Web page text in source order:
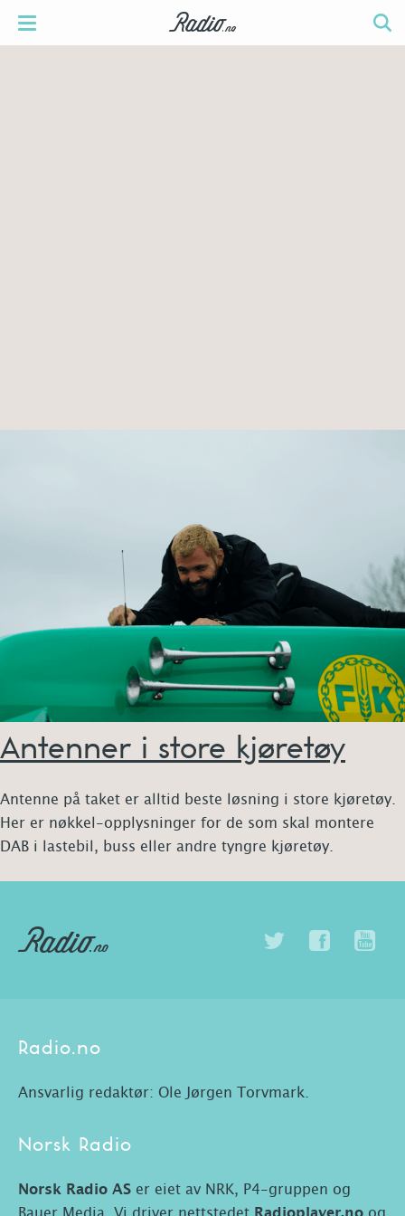
Antenner i store kjøretøy
Antenne på taket er alltid beste løsning i store kjøretøy.
Her er nøkkel-opplysninger for de som skal montere
DAB i lastebil, buss eller andre tyngre kjøretøy.
Radio.no
Ansvarlig redaktør: Ole Jørgen Torvmark.
Norsk Radio
Norsk Radio AS er eiet av NRK, P4-gruppen og